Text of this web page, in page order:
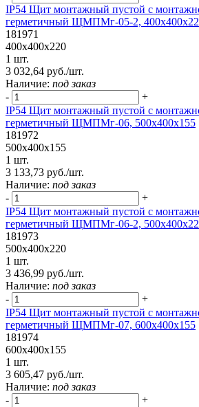
IP54 Щит монтажный пустой с
герметичный ЩМПМг-05-2,
181971
400х400х220
1 шт.
3 032,64 руб./шт.
Наличие: под заказ
-
+
IP54 Щит монтажный пустой с
герметичный ЩМПМг-06, 500х400х155
181972
500х400х155
1 шт.
3 133,73 руб./шт.
Наличие: под заказ
-
+
IP54 Щит монтажный пустой с
герметичный ЩМПМг-06-2,
181973
500х400х220
1 шт.
3 436,99 руб./шт.
Наличие: под заказ
-
+
IP54 Щит монтажный пустой с
герметичный ЩМПМг-07, 600х400х155
181974
600х400х155
1 шт.
3 605,47 руб./шт.
Наличие: под заказ
-
+